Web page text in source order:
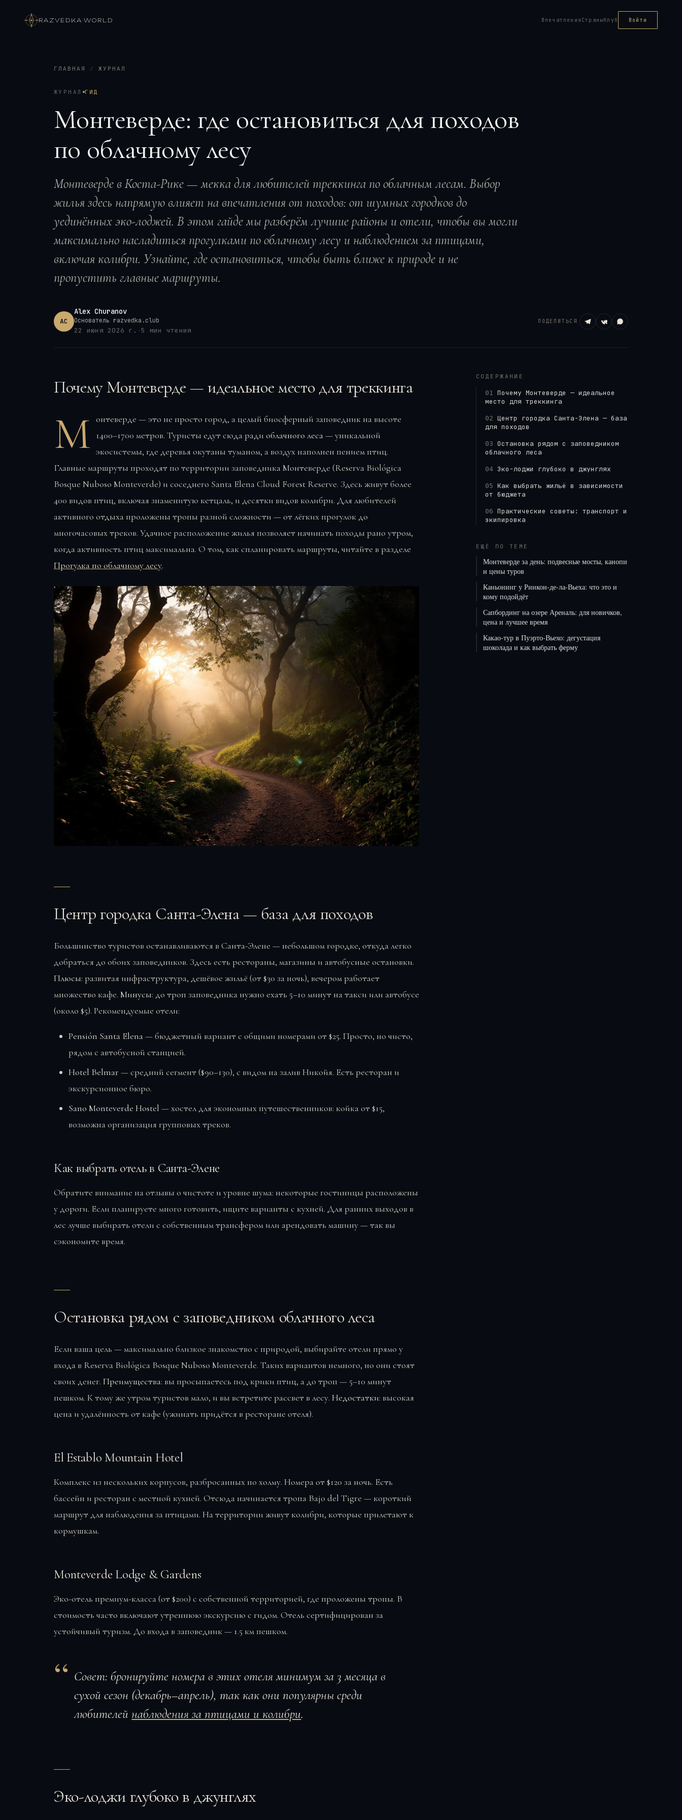
RAZVEDKA·WORLD Впечатления СтраныКлуб Войти
ГЛАВНАЯ / ЖУРНАЛ
ЖУРНАЛ ГИД
Монтеверде: где остановиться для походов
по облачному лесу
Монтеверде в Коста-Рике — мекка для любителей треккинга по облачным лесам. Выбор
жилья здесь напрямую влияет на впечатления от походов: от шумных городков до
уединённых эко-лоджей. В этом гайде мы разберём лучшие районы и отели, чтобы вы могли
максимально насладиться прогулками по облачному лесу и наблюдением за птицами,
включая колибри. Узнайте, где остановиться, чтобы быть ближе к природе и не
пропустить главные маршруты.
AC
Alex Churanov
Основатель razvedka.club
22 июня 2026 г. · 5 мин чтения
ПОДЕЛИТЬСЯ
Почему Монтеверде — идеальное место для треккинга
М онтеверде — это не просто город, а целый биосферный заповедник на высоте
1400–1700 метров. Туристы едут сюда радиоблачного леса— уникальной
экосистемы, где деревья окутаны туманом, а воздух наполнен пением птиц.
Главные маршруты проходят по территории заповедника Монтеверде (Reserva Biológica
Bosque Nuboso Monteverde) и соседнего Santa Elena Cloud Forest Reserve. Здесь живут более
400 видов птиц, включая знаменитую кетцаль, и десятки видов колибри. Для любителей
активного отдыха проложены тропы разной сложности — от лёгких прогулок до
многочасовых треков. Удачное расположение жилья позволяет начинать походы рано утром,
когда активность птиц максимальна. О том, как спланировать маршруты, читайте в разделе
Прогулка по облачному лесу.
Центр городка Санта-Элена — база для походов
Большинство туристов останавливаются в Санта-Элене — небольшом городке, откуда легко
добраться до обоих заповедников. Здесь есть рестораны, магазины и автобусные остановки.
Плюсы: развитая инфраструктура, дешёвое жильё (от $30 за ночь), вечером работает
множество кафе. Минусы: до троп заповедника нужно ехать 5–10 минут на такси или автобусе
(около $5). Рекомендуемые отели:
Pensión Santa Elena— бюджетный вариант с общими номерами от $25. Просто, но чисто,
рядом с автобусной станцией.
Hotel Belmar — средний сегмент ($90–130), с видом на залив Никойя. Есть ресторан и
экскурсионное бюро.
Sano Monteverde Hostel — хостел для экономных путешественников: койка от $15,
возможна организация групповых треков.
Как выбрать отель в Санта-Элене
Обратите внимание на отзывы о чистоте и уровне шума: некоторые гостиницы расположены
у дороги. Если планируете много готовить, ищите варианты с кухней. Для ранних выходов в
лес лучше выбирать отели с собственным трансфером или арендовать машину — так вы
сэкономите время.
Остановка рядом с заповедником облачного леса
Если ваша цель — максимально близкое знакомство с природой, выбирайте отели прямо у
входа в Reserva Biológica Bosque Nuboso Monteverde. Таких вариантов немного, но они стоят
своих денег. Преимущества: вы просыпаетесь под крики птиц, а до троп — 5–10 минут
пешком. К тому же утром туристов мало, и вы встретите рассвет в лесу. Недостатки: высокая
цена и удалённость от кафе (ужинать придётся в ресторане отеля).
El Establo Mountain Hotel
Комплекс из нескольких корпусов, разбросанных по холму. Номера от $120 за ночь. Есть
бассейн и ресторан с местной кухней. Отсюда начинается тропа Bajo del Tigre — короткий
маршрут для наблюдения за птицами. На территории живут колибри, которые прилетают к
кормушкам.
Monteverde Lodge & Gardens
Эко-отель премиум-класса (от $200) с собственной территорией, где проложены тропы. В
стоимость часто включают утреннюю экскурсию с гидом. Отель сертифицирован за
устойчивый туризм. До входа в заповедник — 1.5 км пешком.
Совет: бронируйте номера в этих отеля минимум за 3 месяца в
сухой сезон (декабрь–апрель), так как они популярны среди
любителейнаблюдения за птицами и колибри.
Эко-лоджи глубоко в джунглях
СОДЕРЖАНИЕ
01 Почему Монтеверде — идеальное
место для треккинга
02 Центр городка Санта-Элена — база
для походов
03 Остановка рядом с заповедником
облачного леса
04 Эко-лоджи глубоко в джунглях
05 Как выбрать жильё в зависимости
от бюджета
06 Практические советы: транспорт и
экипировка
ЕЩЁ ПО ТЕМЕ
Монтеверде за день: подвесные мосты, канопи
и цены туров
Каньонинг у Ринкон-де-ла-Вьеха: что это и
кому подойдёт
Сапбординг на озере Ареналь: для новичков,
цена и лучшее время
Какао-тур в Пуэрто-Вьехо: дегустация
шоколада и как выбрать ферму